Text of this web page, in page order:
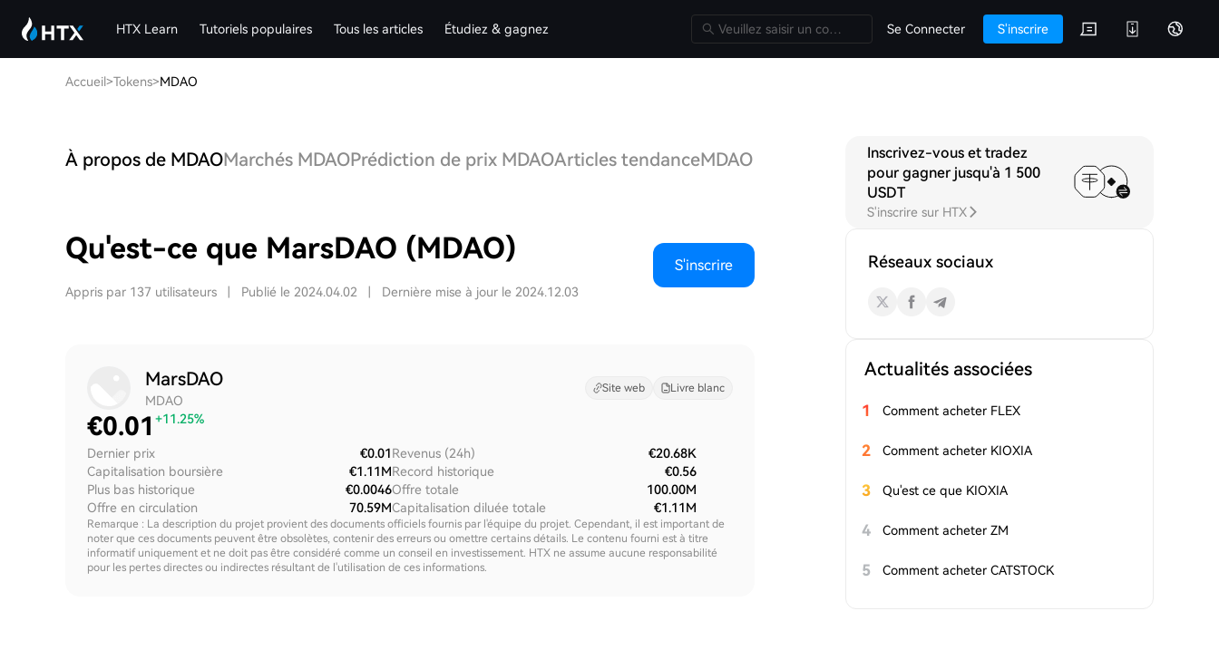
HTX Learn Tutoriels populaires Tous les articles Étudiez & gagnez Se Connecter S'inscrire
Accueil>Tokens>MDAO
À propos de MDAOMarchés MDAOPrédiction de prix MDAOArticles tendanceMDAO Q&A Discussions
Qu'est-ce que MarsDAO (MDAO)
Appris par 137 utilisateurs Publié le 2024.04.02 Dernière mise à jour le 2024.12.03
S'inscrire
MarsDAO
MDAO
Site web Livre blanc
€0.01 +11.25%
Dernier prix
€0.01
Capitalisation boursière
€1.11M
Plus bas historique
€0.0046
Offre en circulation
70.59M
Revenus (24h)
€20.68K
Record historique
€0.56
Offre totale
100.00M
Capitalisation diluée totale
€1.11M
Remarque : La description du projet provient des documents officiels fournis par l'équipe du projet. Cependant, il est important de
noter que ces documents peuvent être obsolètes, contenir des erreurs ou omettre certains détails. Le contenu fourni est à titre
informatif uniquement et ne doit pas être considéré comme un conseil en investissement. HTX ne assume aucune responsabilité
pour les pertes directes ou indirectes résultant de l'utilisation de ces informations.
Inscrivez-vous et tradez
pour gagner jusqu'à 1 500
USDT
S'inscrire sur HTX
Réseaux sociaux
Actualités associées
1 Comment acheter FLEX
2 Comment acheter KIOXIA
3 Qu'est ce que KIOXIA
4 Comment acheter ZM
5 Comment acheter CATSTOCK